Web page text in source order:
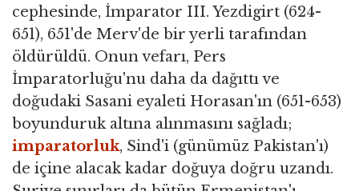
cephesinde, İmparator III. Yezdigirt (624-
651), 651'de Merv'de bir yerli tarafından
öldürüldü. Onun vefarı, Pers
İmparatorluğu'nu daha da dağıttı ve
doğudaki Sasani eyaleti Horasan'ın (651-653)
boyunduruk altına alınmasını sağladı;
imparatorluk, Sind'i (günümüz Pakistan'ı)
de içine alacak kadar doğuya doğru uzandı.